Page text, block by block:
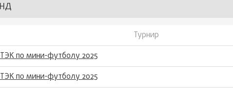
Турнир
по мини-футболу 2025
по мини-футболу 2025